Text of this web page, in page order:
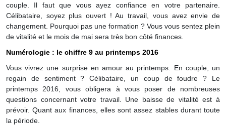
couple. Il faut que vous ayez confiance en votre partenaire.
Célibataire, soyez plus ouvert ! Au travail, vous avez envie de
changement. Pourquoi pas une formation ? Vous vous sentez plein
de vitalité et le mois de mai sera très bon côté finances.
Numérologie : le chiffre 9 au printemps 2016
Vous vivrez une surprise en amour au printemps. En couple, un
regain de sentiment ? Célibataire, un coup de foudre ? Le
printemps 2016, vous obligera à vous poser de nombreuses
questions concernant votre travail. Une baisse de vitalité est à
prévoir. Quant aux finances, elles sont assez stables durant toute
la période.